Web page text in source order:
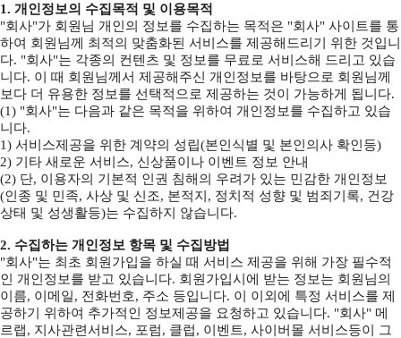
1. 개인정보의 수집목적 및 이용목적
"회사"가 회원님 개인의 정보를 수집하는 목적은 "회사" 사이트를 통
하여 회원님께 최적의 맞춤화된 서비스를 제공해드리기 위한 것입니
다. "회사"는 각종의 컨텐츠 및 정보를 무료로 서비스해 드리고 있습
니다. 이 때 회원님께서 제공해주신 개인정보를 바탕으로 회원님께
보다 더 유용한 정보를 선택적으로 제공하는 것이 가능하게 됩니다.
(1) "회사"는 다음과 같은 목적을 위하여 개인정보를 수집하고 있습
니다.
1) 서비스제공을 위한 계약의 성립(본인식별 및 본인의사 확인등)
2) 기타 새로운 서비스, 신상품이나 이벤트 정보 안내
(2) 단, 이용자의 기본적 인권 침해의 우려가 있는 민감한 개인정보
(인종 및 민족, 사상 및 신조, 본적지, 정치적 성향 및 범죄기록, 건강
상태 및 성생활등)는 수집하지 않습니다.
2. 수집하는 개인정보 항목 및 수집방법
"회사"는 최초 회원가입을 하실 때 서비스 제공을 위해 가장 필수적
인 개인정보를 받고 있습니다. 회원가입시에 받는 정보는 회원님의
이름, 이메일, 전화번호, 주소 등입니다. 이 이외에 특정 서비스를 제
공하기 위하여 추가적인 정보제공을 요청하고 있습니다. "회사" 메
르랩, 지사관련서비스, 포럼, 클럽, 이벤트, 사이버몰 서비스등이 그